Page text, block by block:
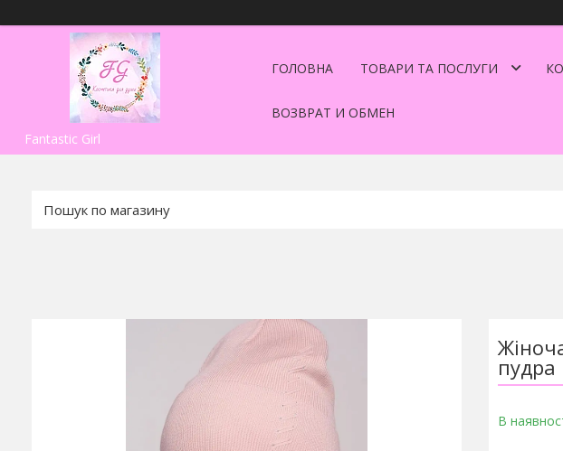
Fantastic Girl
ГОЛОВНА ТОВАРИ ТА ПОСЛУГИ
ВОЗВРАТ И ОБМЕН
пудра
В